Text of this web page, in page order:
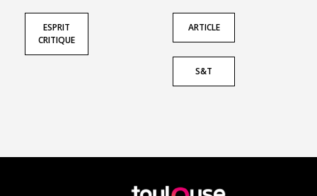
ESPRIT
CRITIQUE
ARTICLE
S&T
En